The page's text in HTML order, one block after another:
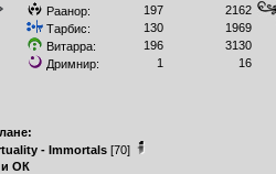
Раанор:
197
2162
Тарбис:
130
1969
Витарра:
196
3130
Дримнир:
1 16
- Immortals[70]
и ОК